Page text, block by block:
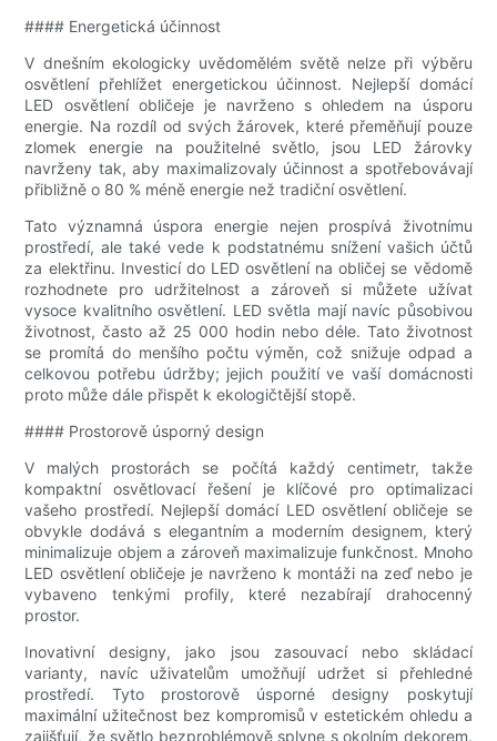
#### Energetická účinnost
V dnešním ekologicky uvědomělém světě nelze při výběru
osvětlení přehlížet energetickou účinnost. Nejlepší domácí
LED osvětlení obličeje je navrženo s ohledem na úsporu
energie. Na rozdíl od svých žárovek, které přeměňují pouze
zlomek energie na použitelné světlo, jsou LED žárovky
navrženy tak, aby maximalizovaly účinnost a spotřebovávají
přibližně o 80 % méně energie než tradiční osvětlení.
Tato významná úspora energie nejen prospívá životnímu
prostředí, ale také vede k podstatnému snížení vašich účtů
za elektřinu. Investicí do LED osvětlení na obličej se vědomě
rozhodnete pro udržitelnost a zároveň si můžete užívat
vysoce kvalitního osvětlení. LED světla mají navíc působivou
životnost, často až 25 000 hodin nebo déle. Tato životnost
se promítá do menšího počtu výměn, což snižuje odpad a
celkovou potřebu údržby; jejich použití ve vaší domácnosti
proto může dále přispět k ekologičtější stopě.
#### Prostorově úsporný design
V malých prostorách se počítá každý centimetr, takže
kompaktní osvětlovací řešení je klíčové pro optimalizaci
vašeho prostředí. Nejlepší domácí LED osvětlení obličeje se
obvykle dodává s elegantním a moderním designem, který
minimalizuje objem a zároveň maximalizuje funkčnost. Mnoho
LED osvětlení obličeje je navrženo k montáži na zeď nebo je
vybaveno tenkými profily, které nezabírají drahocenný
prostor.
Inovativní designy, jako jsou zasouvací nebo skládací
varianty, navíc uživatelům umožňují udržet si přehledné
prostředí. Tyto prostorově úsporné designy poskytují
maximální užitečnost bez kompromisů v estetickém ohledu a
zajišťují, že světlo bezproblémově splyne s okolním dekorem.